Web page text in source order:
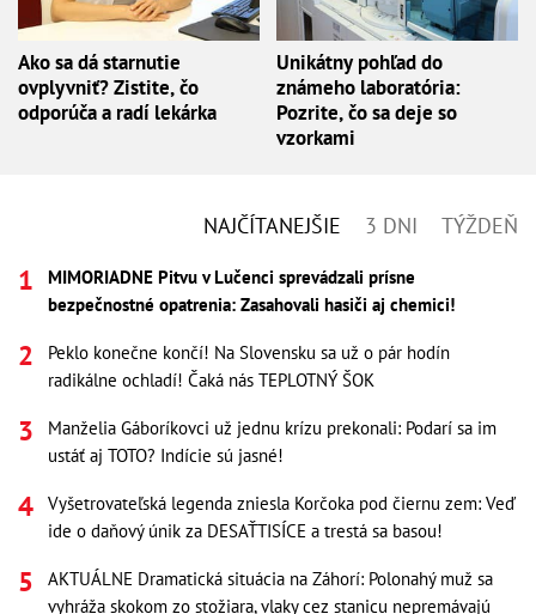
Ako sa dá starnutie
ovplyvniť? Zistite, čo
odporúča a radí lekárka
Unikátny pohľad do
známeho laboratória:
Pozrite, čo sa deje so
vzorkami
NAJČÍTANEJŠIE 3 DNI TÝŽDEŇ
MIMORIADNE Pitvu v Lučenci sprevádzali prísne
bezpečnostné opatrenia: Zasahovali hasiči aj chemici!
Peklo konečne končí! Na Slovensku sa už o pár hodín
radikálne ochladí! Čaká nás TEPLOTNÝ ŠOK
Manželia Gáboríkovci už jednu krízu prekonali: Podarí sa im
ustáť aj TOTO? Indície sú jasné!
Vyšetrovateľská legenda zniesla Korčoka pod čiernu zem: Veď
ide o daňový únik za DESAŤTISÍCE a trestá sa basou!
AKTUÁLNE Dramatická situácia na Záhorí: Polonahý muž sa
vyhráža skokom zo stožiara, vlaky cez stanicu nepremávajú